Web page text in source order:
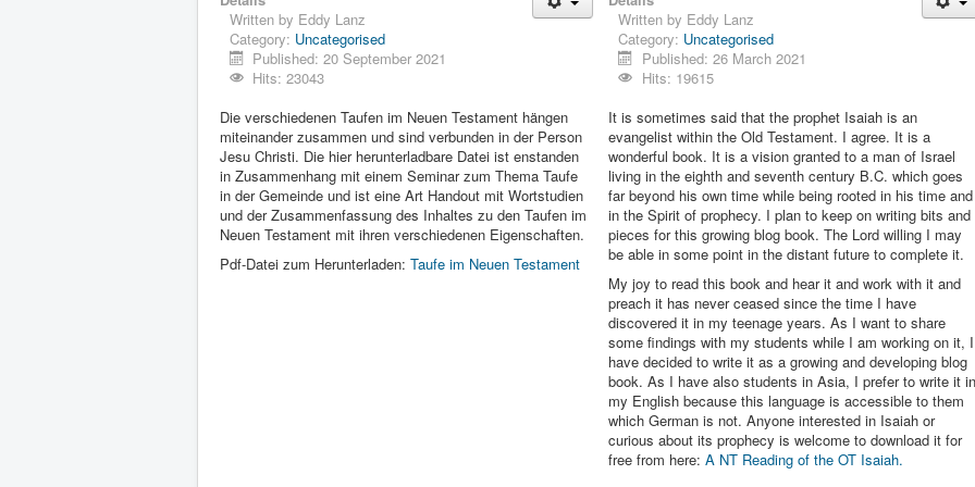
Written by Eddy Lanz
Category: Uncategorised
Published: 20 September 2021
Hits: 23043
Die verschiedenen Taufen im Neuen Testament hängen
miteinander zusammen und sind verbunden in der Person
Jesu Christi. Die hier herunterladbare Datei ist enstanden
in Zusammenhang mit einem Seminar zum Thema Taufe
in der Gemeinde und ist eine Art Handout mit Wortstudien
und der Zusammenfassung des Inhaltes zu den Taufen im
Neuen Testament mit ihren verschiedenen Eigenschaften.
Pdf-Datei zum Herunterladen: Taufe im Neuen Testament
Written by Eddy Lanz
Category: Uncategorised
Published: 26 March 2021
Hits: 19615
It is sometimes said that the prophet Isaiah is an
evangelist within the Old Testament. I agree. It is a
wonderful book. It is a vision granted to a man of Israel
living in the eighth and seventh century B.C. which goes
far beyond his own time while being rooted in his time and
in the Spirit of prophecy. I plan to keep on writing bits and
pieces for this growing blog book. The Lord willing I may
be able in some point in the distant future to complete it.
My joy to read this book and hear it and work with it and
preach it has never ceased since the time I have
discovered it in my teenage years. As I want to share
some findings with my students while I am working on it, I
have decided to write it as a growing and developing blog
book. As I have also students in Asia, I prefer to write it
my English because this language is accessible to them
which German is not. Anyone interested in Isaiah or
curious about its prophecy is welcome to download it for
free from here:A NT Reading of the OT Isaiah.